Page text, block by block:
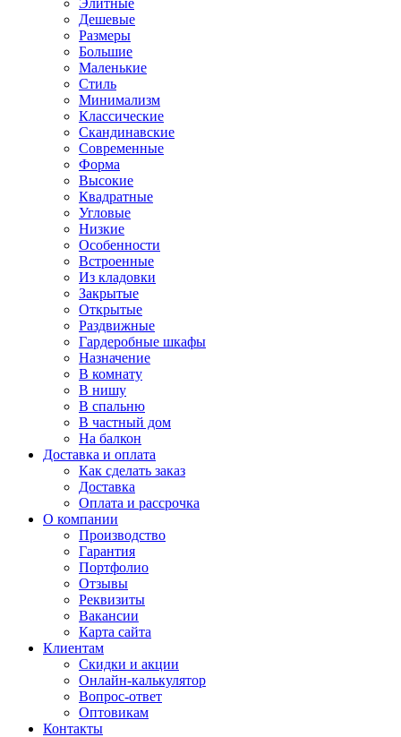
Элитные
Дешевые
Размеры
Большие
Маленькие
Стиль
Минимализм
Классические
Скандинавские
Современные
Форма
Высокие
Квадратные
Угловые
Низкие
Особенности
Встроенные
Из кладовки
Закрытые
Открытые
Раздвижные
Гардеробные шкафы
Назначение
В комнату
В нишу
В спальню
В частный дом
На балкон
Доставка и оплата
Как сделать заказ
Доставка
Оплата и рассрочка
О компании
Производство
Гарантия
Портфолио
Отзывы
Реквизиты
Вакансии
Карта сайта
Клиентам
Скидки и акции
Онлайн-калькулятор
Вопрос-ответ
Оптовикам
Контакты